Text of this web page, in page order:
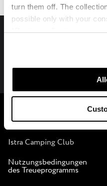
turn them off. The
possible only with your
“Customise” option, a
which purposes we may
manage your “Details”
Plava Laguna
Über uns
Istra Camping Club
Nutzungsbedingungen
des Treueprogramms